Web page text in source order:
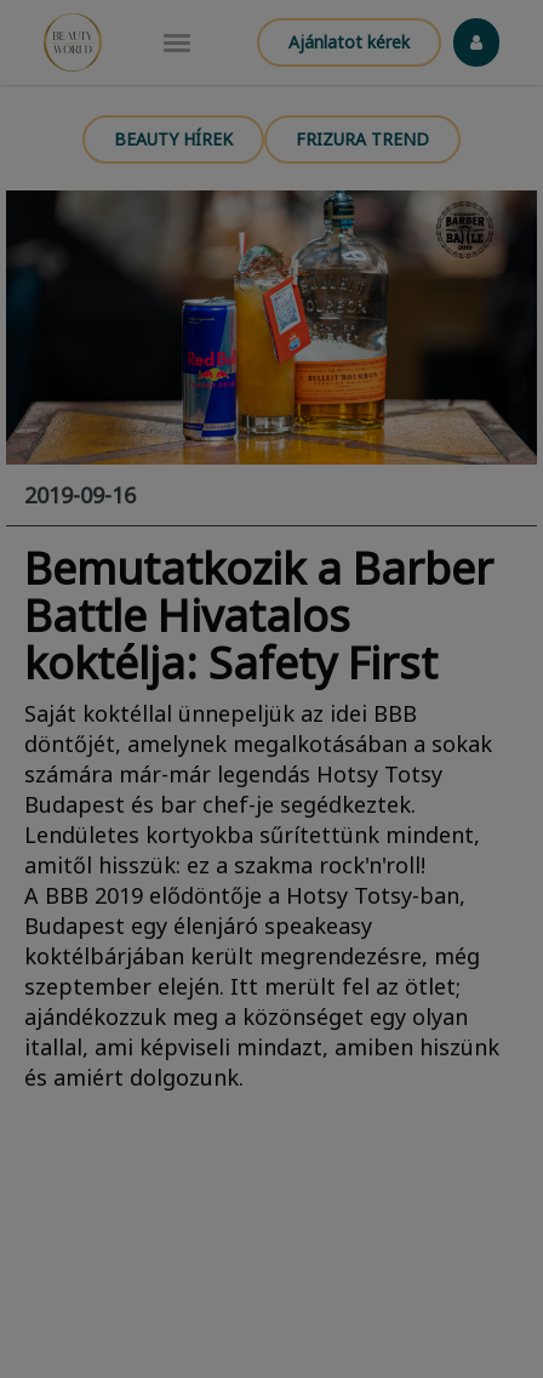
Ajánlatot kérek
BEAUTY HÍREK FRIZURA TREND
2019-09-16
Bemutatkozik a Barber
Battle Hivatalos
koktélja: Safety First
Saját koktéllal ünnepeljük az idei BBB
döntőjét, amelynek megalkotásában a sokak
számára már-már legendás Hotsy Totsy
Budapest és bar chef-je segédkeztek.
Lendületes kortyokba sűrítettünk mindent,
amitől hisszük: ez a szakma rock'n'roll!
A BBB 2019 elődöntője a Hotsy Totsy-ban,
Budapest egy élenjáró speakeasy
koktélbárjában került megrendezésre, még
szeptember elején. Itt merült fel az ötlet;
ajándékozzuk meg a közönséget egy olyan
itallal, ami képviseli mindazt, amiben hiszünk
és amiért dolgozunk.